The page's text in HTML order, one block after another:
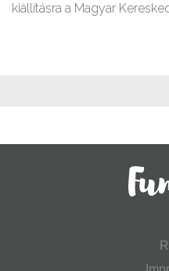
kiállításra a Magyar